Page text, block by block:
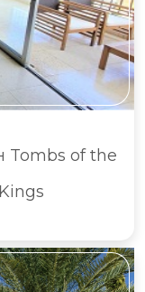
Tombs of the